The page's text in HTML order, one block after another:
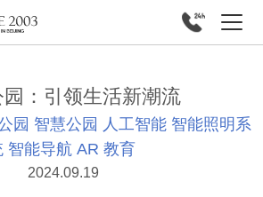
园：引领生活新潮流
园 智慧公园 人工智能 智能照明系
智能导航 AR 教育
2024.09.19